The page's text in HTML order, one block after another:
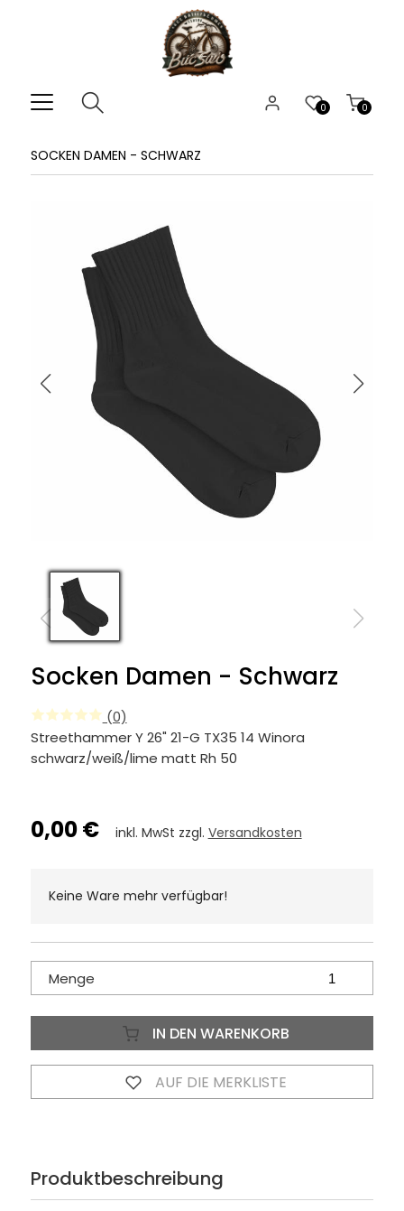
0
0
SOCKEN DAMEN - SCHWARZ
Socken Damen - Schwarz
(0)
Streethammer Y 26" 21-G TX35 14 Winora
schwarz/weiß/lime matt Rh 50
0,00 € inkl. MwSt zzgl. Versandkosten
Keine Ware mehr verfügbar!
Menge
IN DEN WARENKORB
AUF DIE MERKLISTE
Produktbeschreibung